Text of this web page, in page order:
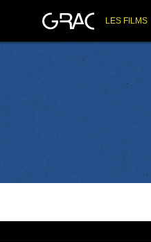
LES FILMS